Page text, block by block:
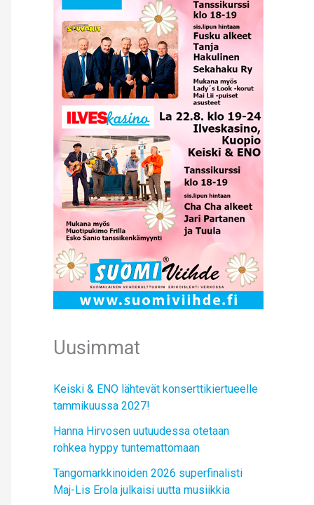
Uusimmat
Keiski & ENO lähtevät konserttikiertueelle
tammikuussa 2027!
Hanna Hirvosen uutuudessa otetaan
rohkea hyppy tuntemattomaan
Tangomarkkinoiden 2026 superfinalisti
Maj-Lis Erola julkaisi uutta musiikkia